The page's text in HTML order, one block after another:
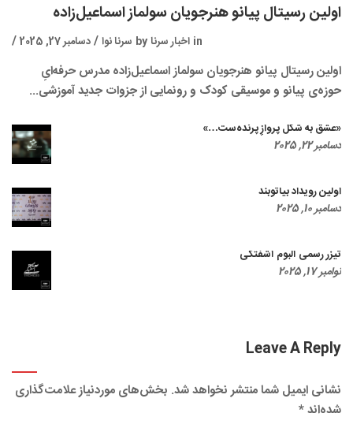
اولین رسیتال پیانو هنرجویان سولماز اسماعیل‌زاده
دسامبر 27, 2025 by سرنا نوا in اخبار سرنا
اولین رسیتال پیانو هنرجویان سولماز اسماعیل‌زاده مدرس حرفه‌ایِ
حوزه‌ی پیانو و موسیقی کودک و رونمایی از جزوات جدید آموزشی...
«عشق به شکل پروازِ پرنده‌ست…»
دسامبر 22, 2025
اولین رویداد بیاتوبند
دسامبر 10, 2025
تیزر رسمی آلبوم آشفتگی
نوامبر 17, 2025
Leave A Reply
نشانی ایمیل شما منتشر نخواهد شد. بخش‌های موردنیاز علامت‌گذاری
شده‌اند*